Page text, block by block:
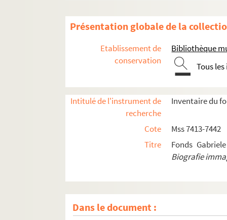
Présentation globale de la
Etablissement de
conservation
Bibliothèque
Tous
Intitulé de l'instrument de
recherche
Inventaire du
Cote
Mss 7413-7442
Titre
Fonds
Biografie
Dans le document :